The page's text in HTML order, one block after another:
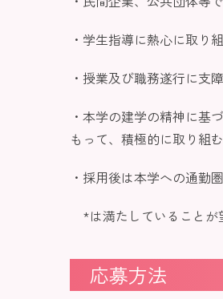
・学生指導に熱心に取り
・授業及び職務遂行に支
・本学の建学の精神に基
もって、積極的に取り組
・採用後は本学への通勤
*は満たしていることが
応募方法